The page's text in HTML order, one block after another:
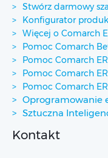
Stwórz darmowy
Konfigurator
Więcej o Comarch
Pomoc Comarch
Pomoc Comarch
Pomoc Comarch
Pomoc Comarch
Oprogramowanie
Sztuczna
Kontakt